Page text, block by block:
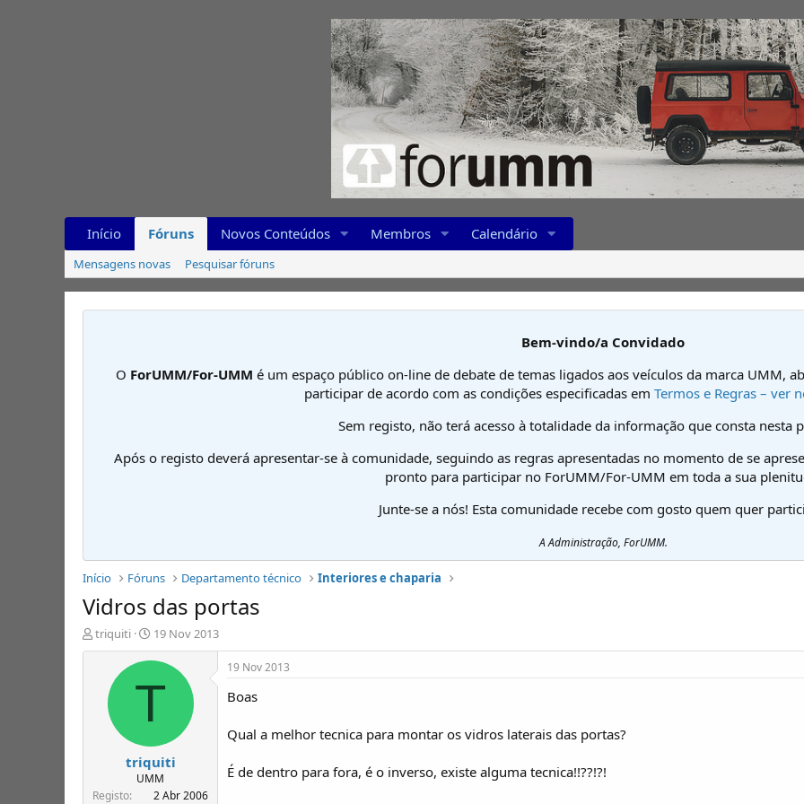
Início Fóruns Novos Conteúdos Membros Calendário
Mensagens novas Pesquisar fóruns
Bem-vindo/a Convidado
O ForUMM/For-UMM é um espaço público on-line de debate de temas ligados aos veículos da marca UMM,
participar de acordo com as condições especificadas em Termos e Regras – ver
Sem registo, não terá acesso à totalidade da informação que consta nesta
Após o registo deverá apresentar-se à comunidade, seguindo as regras apresentadas no momento de se
pronto para participar no ForUMM/For-UMM em toda a sua
Junte-se a nós! Esta comunidade recebe com gosto quem quer
A Administração, ForUMM.
Início Fóruns Departamento técnico Interiores e chaparia
Vidros das portas
I
n
e
triquiti
D
a
t
n
í
c
i
19 Nov 2013
T
triquiti
UMM
Registo
2 Abr 2006
19 Nov 2013
Boas
Qual a melhor tecnica para montar os vidros laterais das portas?
É de dentro para fora, é o inverso, existe alguma tecnica!!??!?!